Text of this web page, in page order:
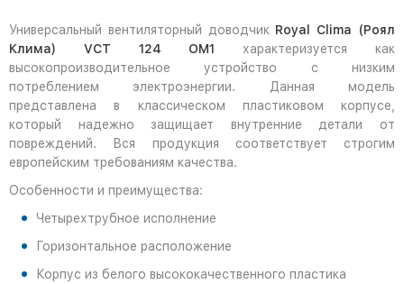
Универсальный вентиляторный доводчик Royal Clima (Роял
Клима) VCT 124 OM1 характеризуется как
высокопроизводительное устройство с низким
потреблением электроэнергии. Данная модель
представлена в классическом пластиковом корпусе,
который надежно защищает внутренние детали от
повреждений. Вся продукция соответствует строгим
европейским требованиям качества.
Особенности и преимущества:
Четырехтрубное исполнение
Горизонтальное расположение
Корпус из белого высококачественного пластика